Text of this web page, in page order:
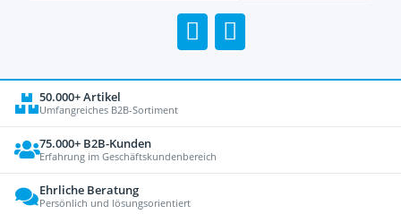
50.000+ Artikel
Umfangreiches B2B-Sortiment
75.000+ B2B-Kunden
Erfahrung im Geschäftskundenbereich
Ehrliche Beratung
Persönlich und lösungsorientiert